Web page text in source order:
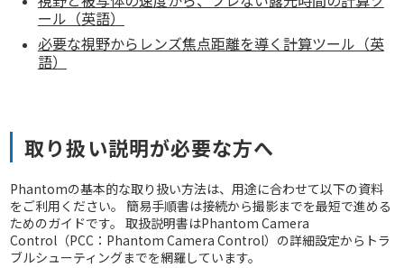
ール（英語）
必要な視野からレンズ焦点距離を導く計算ツール（英
語）
取り扱い説明が必要な方へ
Phantomの基本的な取り扱い方法は、用途に合わせて以下の資料
をご利用ください。 簡易手順書は接続から撮影までを最短で進める
ためのガイドです。 取扱説明書はPhantom Camera
Control（PCC：Phantom Camera Control）の詳細設定からトラ
ブルシューティングまでを網羅しています。